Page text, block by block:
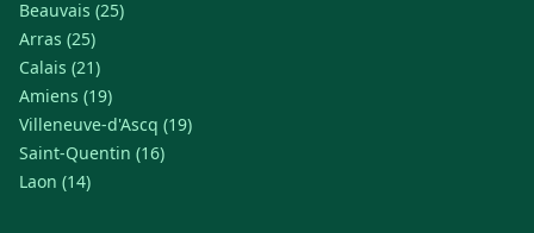
Beauvais (25)
Arras (25)
Calais (21)
Amiens (19)
Villeneuve-d'Ascq (19)
Saint-Quentin (16)
Laon (14)